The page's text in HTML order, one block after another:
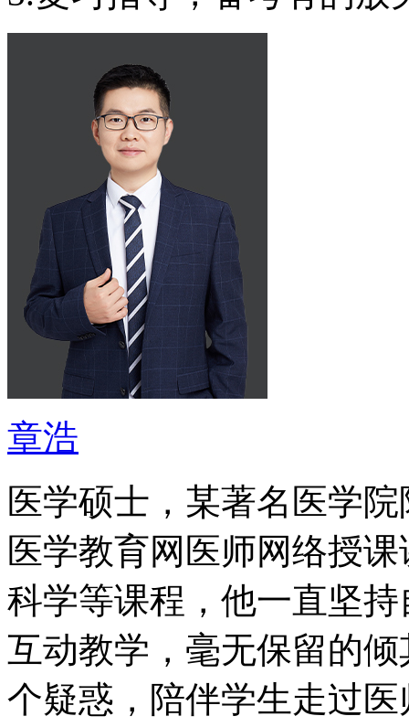
章浩
医学硕士，某著名医学
医学教育网医师网络授
科学等课程，他一直坚
互动教学，毫无保留的
个疑惑，陪伴学生走过